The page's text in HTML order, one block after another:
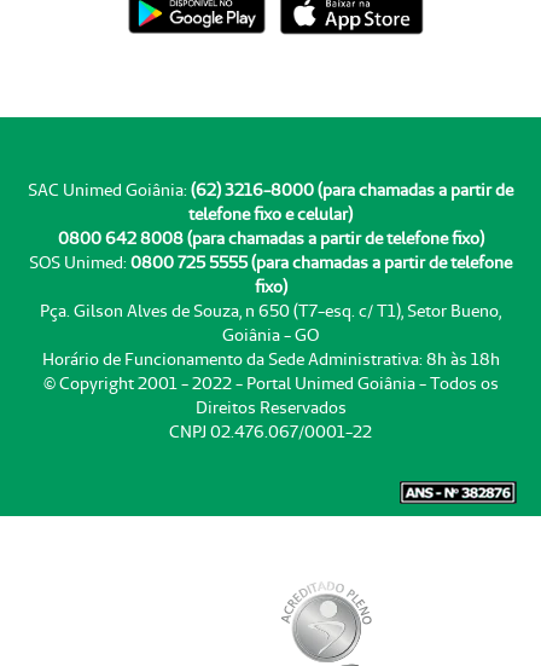
SAC Unimed Goiânia: (62) 3216-8000 (para chamadas a partir de
telefone fixo e celular)
0800 642 8008 (para chamadas a partir de telefone fixo)
SOS Unimed: 0800 725 5555 (para chamadas a partir de telefone
fixo)
Pça. Gilson Alves de Souza, n 650 (T7-esq. c/ T1), Setor Bueno,
Goiânia - GO
Horário de Funcionamento da Sede Administrativa: 8h às 18h
© Copyright 2001 - 2022 - Portal Unimed Goiânia - Todos os
Direitos Reservados
CNPJ 02.476.067/0001-22